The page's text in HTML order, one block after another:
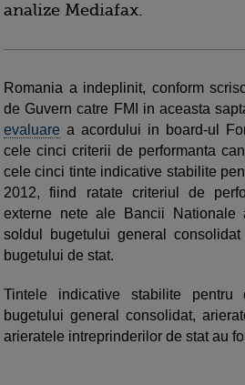
analize Mediafax.
Romania a indeplinit, conform
de Guvern catre FMI in aceasta
evaluare a acordului in board-ul
cele cinci criterii de performanta
cele cinci tinte indicative stabilite
2012, fiind ratate criteriul de
externe nete ale Bancii Nationale
soldul bugetului general
bugetului de stat.
Tintele indicative stabilite pentru
bugetului general consolidat,
arieratele intreprinderilor de stat au